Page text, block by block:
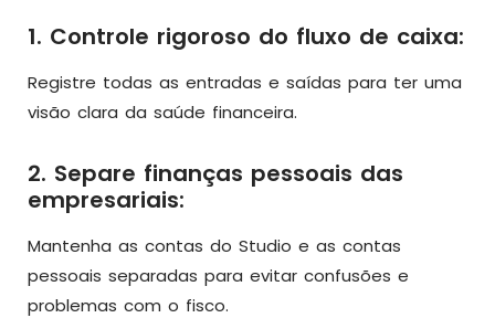
1. Controle rigoroso do fluxo de caixa:
Registre todas as entradas e saídas para ter uma
visão clara da saúde financeira.
2. Separe finanças pessoais das
empresariais:
Mantenha as contas do Studio e as contas
pessoais separadas para evitar confusões e
problemas com o fisco.